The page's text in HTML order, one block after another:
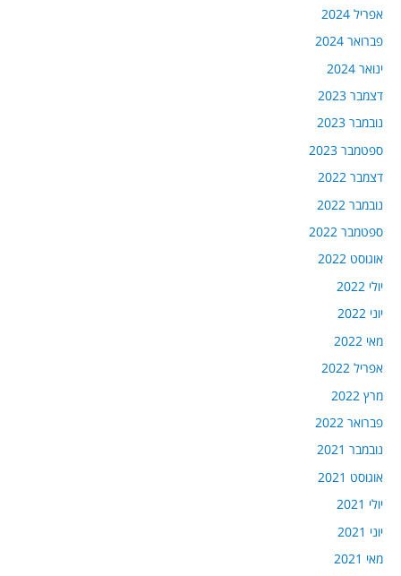
אפריל 2024
פברואר 2024
ינואר 2024
דצמבר 2023
נובמבר 2023
ספטמבר 2023
דצמבר 2022
נובמבר 2022
ספטמבר 2022
אוגוסט 2022
יולי 2022
יוני 2022
מאי 2022
אפריל 2022
מרץ 2022
פברואר 2022
נובמבר 2021
אוגוסט 2021
יולי 2021
יוני 2021
מאי 2021